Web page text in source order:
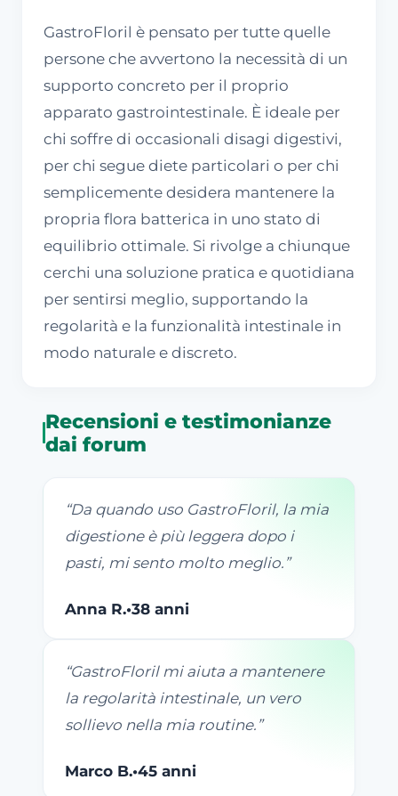
GastroFloril è pensato per tutte quelle
persone che avvertono la necessità di un
supporto concreto per il proprio
apparato gastrointestinale. È ideale per
chi soffre di occasionali disagi digestivi,
per chi segue diete particolari o per chi
semplicemente desidera mantenere la
propria flora batterica in uno stato di
equilibrio ottimale. Si rivolge a chiunque
cerchi una soluzione pratica e quotidiana
per sentirsi meglio, supportando la
regolarità e la funzionalità intestinale in
modo naturale e discreto.
Recensioni e testimonianze
dai forum
“Da quando uso GastroFloril, la mia
digestione è più leggera dopo i
pasti, mi sento molto meglio. ”
Anna R.•38 anni
“GastroFloril mi aiuta a mantenere
la regolarità intestinale, un vero
sollievo nella mia routine. ”
Marco B.•45 anni